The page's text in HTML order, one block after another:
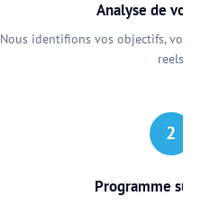
Analyse de vos
Nous identifions vos objectifs, votre
reels
2
Programme sur